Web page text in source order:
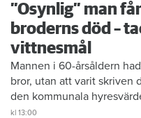
”Osynlig” man
broderns död –
vittnesmål
Mannen i 60-årsåldern
bror, utan att varit skriven
den kommunala
kl 13:00